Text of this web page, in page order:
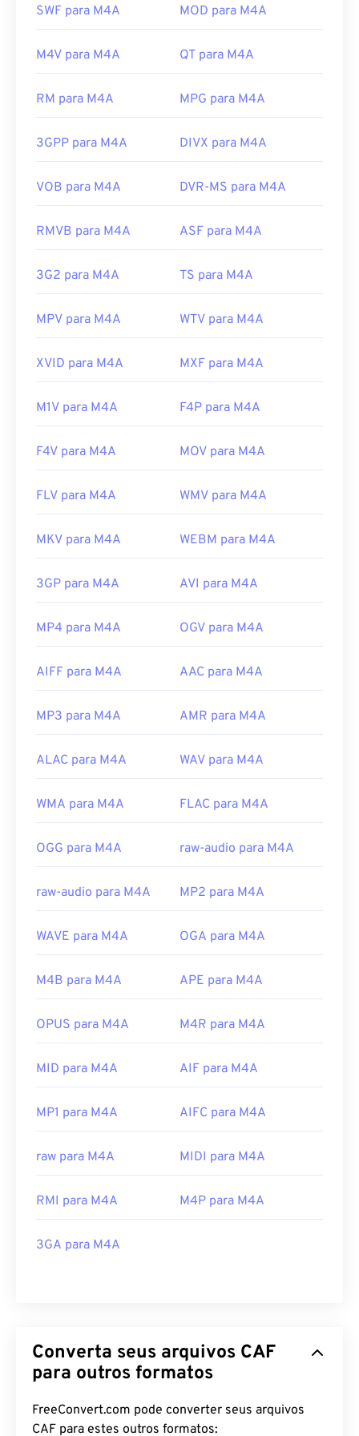
QuickTime e Windows Media Player. Para usuários
arquivos M4A. Para usuários do Windows, o
usuários também podem visualizar arquivos M4A
espaço.
Adobe Premiere Pro
Elmedia Player, Winamp
Desenvolvido por:
IEC, Moving Pictures
Lançamento inicial:
2001
https://en.wikipedia.org/wiki/MPEG-4_Part_14
https://www.loc.gov/preservation/digital/formats/fdd/
SWF para M4A MOD para M4A
M4V para M4A QT para M4A
RM para M4A MPG para M4A
3GPP para M4A DIVX para M4A
VOB para M4A DVR-MS para M4A
RMVB para M4A ASF para M4A
3G2 para M4A TS para M4A
MPV para M4A WTV para M4A
XVID para M4A MXF para M4A
M1V para M4A F4P para M4A
F4V para M4A MOV para M4A
FLV para M4A WMV para M4A
MKV para M4A WEBM para M4A
3GP para M4A AVI para M4A
MP4 para M4A OGV para M4A
AIFF para M4A AAC para M4A
MP3 para M4A AMR para M4A
ALAC para M4A WAV para M4A
WMA para M4A FLAC para M4A
OGG para M4A raw-audio para M4A
raw-audio para M4A MP2 para M4A
WAVE para M4A OGA para M4A
M4B para M4A APE para M4A
OPUS para M4A M4R para M4A
MID para M4A AIF para M4A
MP1 para M4A AIFC para M4A
raw para M4A MIDI para M4A
RMI para M4A M4P para M4A
3GA para M4A
Converta seus arquivos CAF
para outros formatos
FreeConvert.com pode converter seus arquivos
CAF para estes outros formatos: